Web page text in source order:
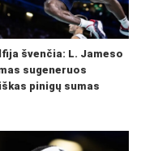
švenčia: L. Jameso
sugeneruos
pinigų sumas